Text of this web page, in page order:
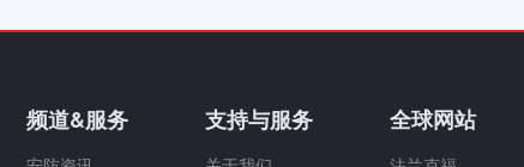
频道&服务 支持与服务 全球网站